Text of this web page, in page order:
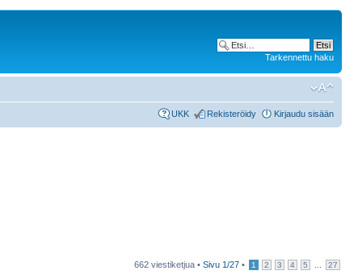
Tarkennettu haku
UKK Rekisteröidy Kirjaudu sisään
662 viestiketjua • Sivu 1/27 • 1 2 3 4 5 27